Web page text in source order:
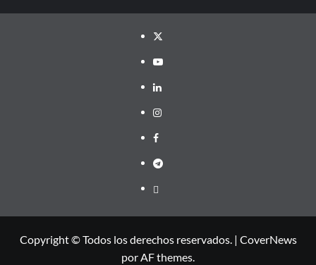
Twitter
YouTube
LinkedIn
Instagram
Facebook
Telegram
PayPal
Copyright © Todos los derechos reservados. | CoverNews
por AF themes.